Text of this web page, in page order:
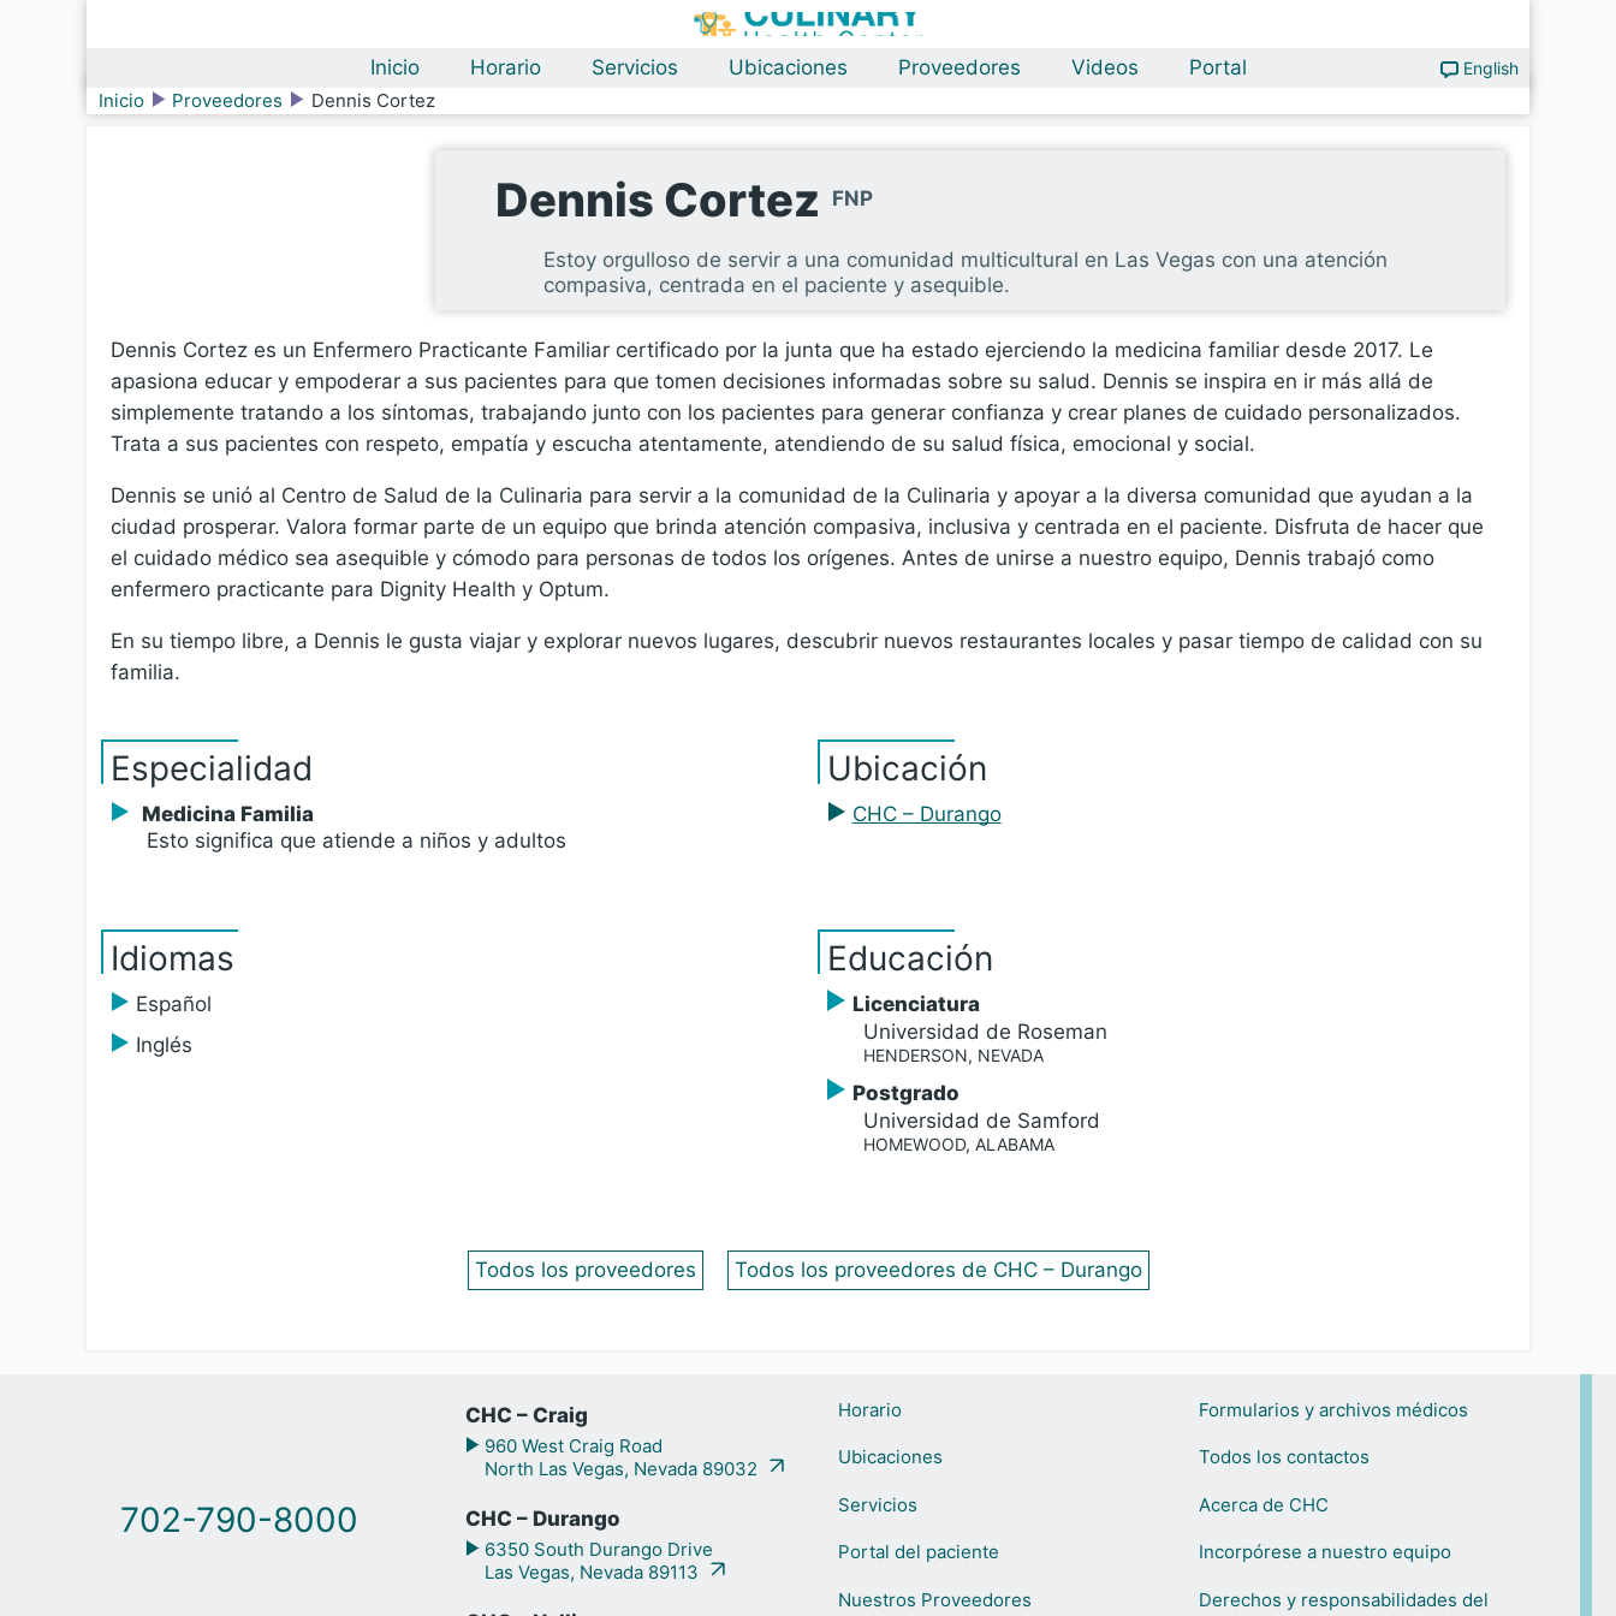
Inicio Horario Servicios Ubicaciones Proveedores Videos Portal English
Inicio Proveedores Dennis Cortez
Dennis Cortez FNP
Estoy orgulloso de servir a una comunidad multicultural en Las Vegas con una atención
compasiva, centrada en el paciente y asequible.
Dennis Cortez es un Enfermero Practicante Familiar certificado por la junta que ha estado ejerciendo la medicina familiar desde 2017. Le
apasiona educar y empoderar a sus pacientes para que tomen decisiones informadas sobre su salud. Dennis se inspira en ir más allá de
simplemente tratando a los síntomas, trabajando junto con los pacientes para generar confianza y crear planes de cuidado personalizados.
Trata a sus pacientes con respeto, empatía y escucha atentamente, atendiendo de su salud física, emocional y social.
Dennis se unió al Centro de Salud de la Culinaria para servir a la comunidad de la Culinaria y apoyar a la diversa comunidad que ayudan a la
ciudad prosperar. Valora formar parte de un equipo que brinda atención compasiva, inclusiva y centrada en el paciente. Disfruta de hacer que
el cuidado médico sea asequible y cómodo para personas de todos los orígenes. Antes de unirse a nuestro equipo, Dennis trabajó como
enfermero practicante para Dignity Health y Optum.
En su tiempo libre, a Dennis le gusta viajar y explorar nuevos lugares, descubrir nuevos restaurantes locales y pasar tiempo de calidad con su
familia.
Especialidad
Medicina Familia
Esto significa que atiende a niños y adultos
Ubicación
CHC – Durango
Idiomas
Español
Inglés
Educación
Licenciatura
Universidad de Roseman
HENDERSON, NEVADA
Postgrado
Universidad de Samford
HOMEWOOD, ALABAMA
Todos los proveedores Todos los proveedores de CHC – Durango
702-790-8000
CHC – Craig
960 West Craig Road
North Las Vegas, Nevada 89032
CHC – Durango
6350 South Durango Drive
Las Vegas, Nevada 89113
Horario
Ubicaciones
Servicios
Portal del paciente
Nuestros Proveedores
Formularios y archivos médicos
Todos los contactos
Acerca de CHC
Incorpórese a nuestro equipo
Derechos y responsabilidades del